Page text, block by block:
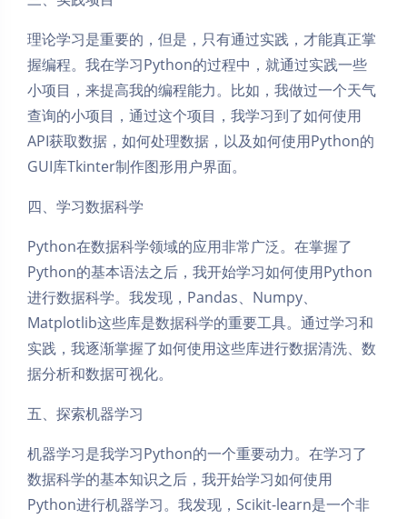
理论学习是重要的，但是，只有通过实践，才能真正掌
握编程。我在学习Python的过程中，就通过实践一些
小项目，来提高我的编程能力。比如，我做过一个天气
查询的小项目，通过这个项目，我学习到了如何使用
API获取数据，如何处理数据，以及如何使用Python的
GUI库Tkinter制作图形用户界面。
四、学习数据科学
Python在数据科学领域的应用非常广泛。在掌握了
Python的基本语法之后，我开始学习如何使用Python
进行数据科学。我发现，Pandas、Numpy、
Matplotlib这些库是数据科学的重要工具。通过学习和
实践，我逐渐掌握了如何使用这些库进行数据清洗、数
据分析和数据可视化。
五、探索机器学习
机器学习是我学习Python的一个重要动力。在学习了
数据科学的基本知识之后，我开始学习如何使用
Python进行机器学习。我发现，Scikit-learn是一个非